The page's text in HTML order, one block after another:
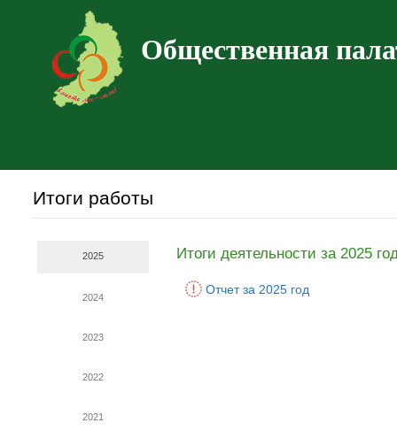
Общественная
Итоги работы
2025
2024
2023
2022
2021
Итоги деятельности за 2025
Отчет за 2025 год